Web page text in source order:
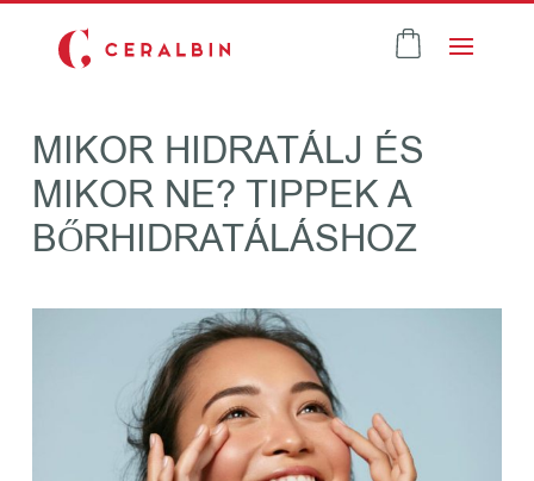
MIKOR HIDRATÁLJ ÉS
MIKOR NE? TIPPEK A
BŐRHIDRATÁLÁSHOZ